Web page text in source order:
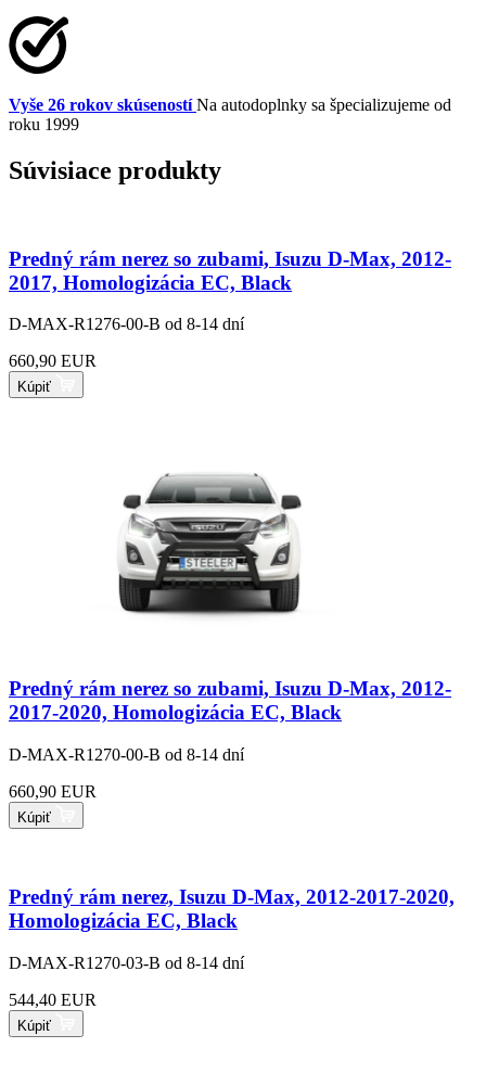
Vyše 26 rokov skúseností Na autodoplnky sa špecializujeme od
roku 1999
Súvisiace produkty
Predný rám nerez so zubami, Isuzu D-Max, 2012-
2017, Homologizácia EC, Black
D-MAX-R1276-00-B od 8-14 dní
660,90 EUR
Kúpiť
Predný rám nerez so zubami, Isuzu D-Max, 2012-
2017-2020, Homologizácia EC, Black
D-MAX-R1270-00-B od 8-14 dní
660,90 EUR
Kúpiť
Predný rám nerez, Isuzu D-Max, 2012-2017-2020,
Homologizácia EC, Black
D-MAX-R1270-03-B od 8-14 dní
544,40 EUR
Kúpiť